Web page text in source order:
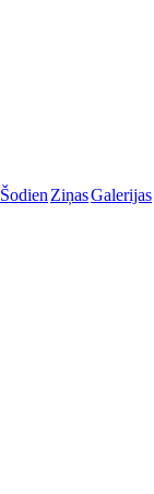
Šodien ZiņasGalerijas